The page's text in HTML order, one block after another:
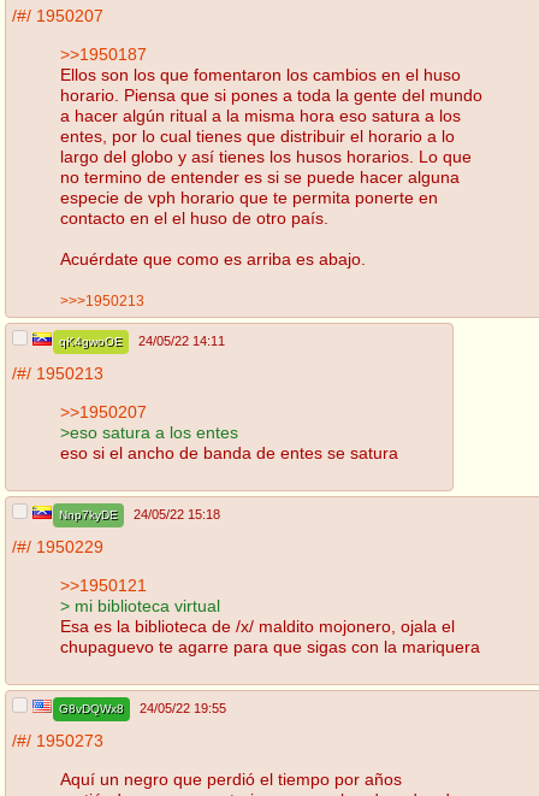
/#/ 1950207
>>1950187
Ellos son los que fomentaron los cambios en el huso
horario. Piensa que si pones a toda la gente del mundo
a hacer algún ritual a la misma hora eso satura a los
entes, por lo cual tienes que distribuir el horario a lo
largo del globo y así tienes los husos horarios. Lo que
no termino de entender es si se puede hacer alguna
especie de vph horario que te permita ponerte en
contacto en el el huso de otro país.
Acuérdate que como es arriba es abajo.
>>>1950213
qK4gwoOE 24/05/22 14:11
/#/ 1950213
>>1950207
>eso satura a los entes
eso si el ancho de banda de entes se satura
Nnp7kyDE 24/05/22 15:18
/#/ 1950229
>>1950121
> mi biblioteca virtual
Esa es la biblioteca de /x/ maldito mojonero, ojala el
chupaguevo te agarre para que sigas con la mariquera
G8vDQWx8 24/05/22 19:55
/#/ 1950273
Aquí un negro que perdió el tiempo por años